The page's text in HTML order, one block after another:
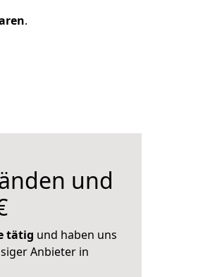
.
und
tätig und haben uns
Anbieter in